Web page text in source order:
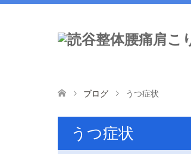
ブログ うつ症状
うつ症状